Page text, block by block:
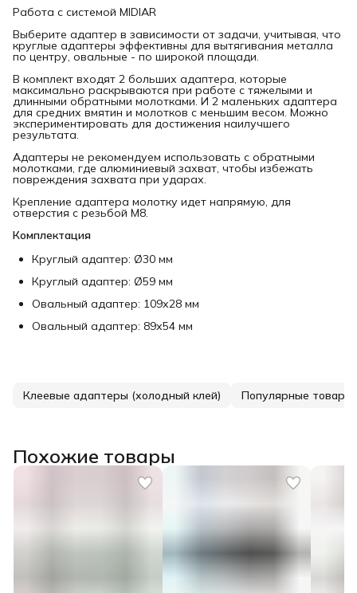
Работа с системой MIDIAR
Выберите адаптер в зависимости от задачи, учитывая, что
круглые адаптеры эффективны для вытягивания металла
по центру, овальные - по широкой площади.
В комплект входят 2 больших адаптера, которые
максимально раскрываются при работе с тяжелыми и
длинными обратными молотками. И 2 маленьких адаптера
для средних вмятин и молотков с меньшим весом. Можно
экспериментировать для достижения наилучшего
результата.
Адаптеры не рекомендуем использовать с обратными
молотками, где алюминиевый захват, чтобы избежать
повреждения захвата при ударах.
Крепление адаптера молотку идет напрямую, для
отверстия с резьбой М8.
Комплектация
Круглый адаптер: Ø30 мм
Круглый адаптер: Ø59 мм
Овальный адаптер: 109х28 мм
Овальный адаптер: 89х54 мм
Клеевые адаптеры (холодный клей) Популярные товары
Похожие товары